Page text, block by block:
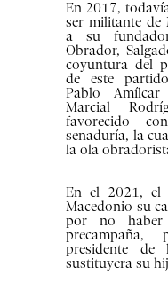
En 2017,
ser militante de
a su
Obrador,
coyuntura del
de este
Pablo
Marcial
favorecido
senaduría, la
la ola
En el 2021, el
Macedonio su
por no haber
presidente
sustituyera su